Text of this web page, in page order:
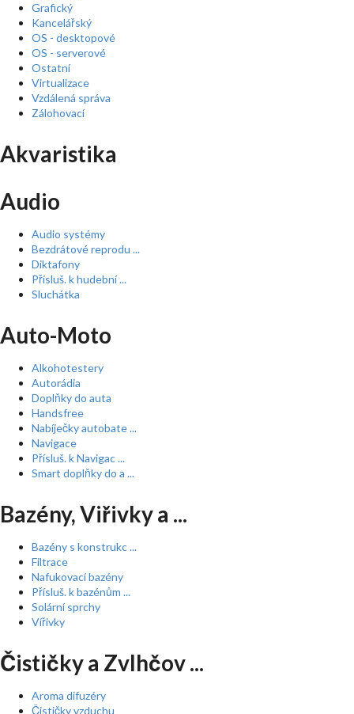
Grafický
Kancelářský
OS - desktopové
OS - serverové
Ostatní
Virtualizace
Vzdálená správa
Zálohovací
Akvaristika
Audio
Audio systémy
Bezdrátové reprodu ...
Diktafony
Přísluš. k hudební ...
Sluchátka
Auto-Moto
Alkohotestery
Autorádia
Doplňky do auta
Handsfree
Nabíječky autobate ...
Navigace
Přísluš. k Navigac ...
Smart doplňky do a ...
Bazény, Viřivky a ...
Bazény s konstrukc ...
Filtrace
Nafukovací bazény
Přísluš. k bazénům ...
Solární sprchy
Vířivky
Čističky a Zvlhčov ...
Aroma difuzéry
Čističky vzduchu